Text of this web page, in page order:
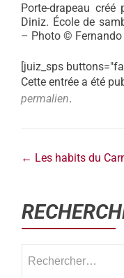
Porte-drapeau
Diniz. École de
– Photo © Fernando
[juiz_sps
Cette entrée a été
permalien.
← Les habits du